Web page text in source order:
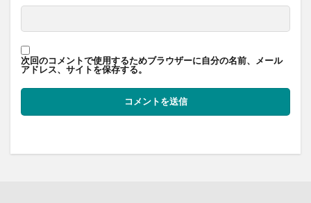
次回のコメントで使用するためブラウザーに自分の名前、メール
アドレス、サイトを保存する。